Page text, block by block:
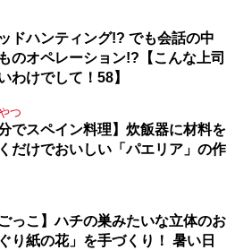
ドハンティング!? でも会話の中
のオペレーション!?【こんな上司
わけでして！58】
つ
でスペイン料理】炊飯器に材料を
だけでおいしい「パエリア」の作
っこ】ハチの巣みたいな立体のお
り紙の花」を手づくり！ 暑い日